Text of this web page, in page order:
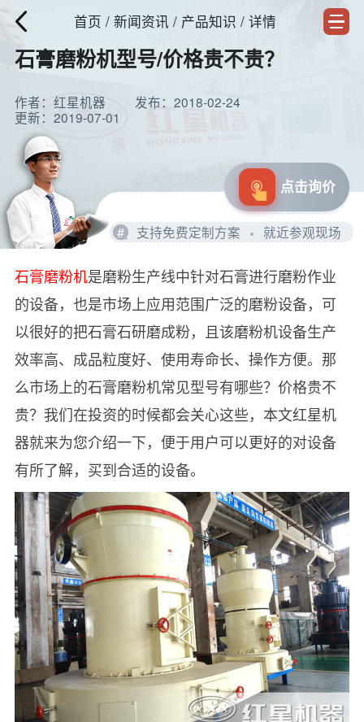
首页 / 新闻资讯 / 产品知识 / 详情
石膏磨粉机型号/价格贵不贵？
作者：红星机器
发布：2018-02-24
更新：2019-07-01
点击询价
# 支持免费定制方案 就近参观现场
石膏磨粉机是磨粉生产线中针对石膏进行磨粉作业
的设备，也是市场上应用范围广泛的磨粉设备，可
以很好的把石膏石研磨成粉，且该磨粉机设备生产
效率高、成品粒度好、使用寿命长、操作方便。那
么市场上的石膏磨粉机常见型号有哪些？价格贵不
贵？我们在投资的时候都会关心这些，本文红星机
器就来为您介绍一下，便于用户可以更好的对设备
有所了解，买到合适的设备。